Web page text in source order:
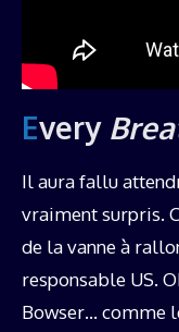
Every
Il aura fallu
vraiment surpris.
de la vanne à
responsable US.
Bowser… comme